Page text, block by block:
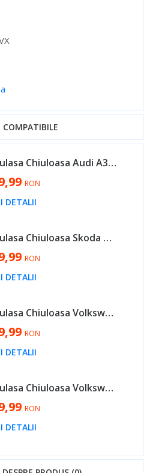
COMPATIBILE
Chiulasa Chiuloasa Audi A3 8P 2.0 FSI BVY 2004 - 2013 Cod 06D103351C 06D103373AM [H0038]
RON
DETALII
Chiulasa Chiuloasa Skoda Octavia 2 2.0 FSI BVY 2004 - 2012 Cod 06D103351C 06D103373AM [H0038]
RON
DETALII
Chiulasa Chiuloasa Volkswagen Passat B6 2.0 FSI BVY 2005 - 2010 Cod 06D103351C 06D103373AM [H0038]
RON
DETALII
Chiulasa Chiuloasa Volkswagen Golf 5 2.0 FSI BVY 2004 - 2008 Cod 06D103351C 06D103373AM [H0038]
RON
DETALII